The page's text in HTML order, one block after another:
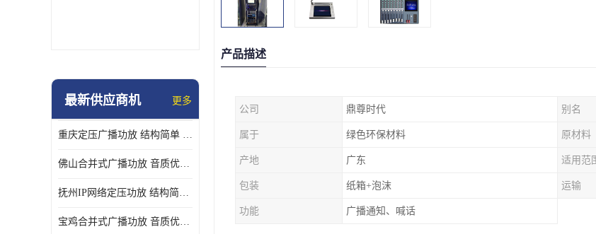
最新供应商机 更多
重庆定压广播功放 结构简单 传输距离远
佛山合并式广播功放 音质优美清晰 输出电压大 电流小
抚州IP网络定压功放 结构简单 多应用于公共场合
宝鸡合并式广播功放 音质优美清晰 维护方便
产品描述
公司 鼎尊时代 别名
属于 绿色环保材料 原材料
产地 广东 适用范
包装 纸箱+泡沫 运输
功能 广播通知、喊话